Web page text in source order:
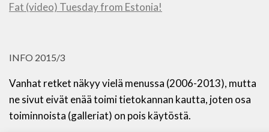
Fat (video) Tuesday from Estonia!
INFO 2015/3
Vanhat retket näkyy vielä menussa (2006-2013), mutta
ne sivut eivät enää toimi tietokannan kautta, joten osa
toiminnoista (galleriat) on pois käytöstä.